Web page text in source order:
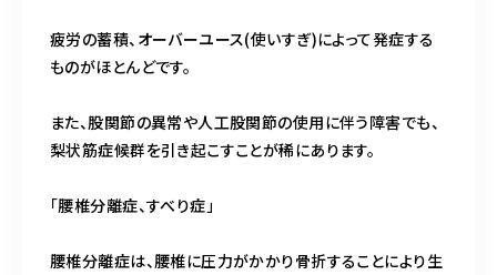
疲労の蓄積、オーバーユース(使いすぎ)によって発症する
ものがほとんどです。
また、股関節の異常や人工股関節の使用に伴う障害でも、
梨状筋症候群を引き起こすことが稀にあります。
「腰椎分離症、すべり症」
腰椎分離症は、腰椎に圧力がかかり骨折することにより生